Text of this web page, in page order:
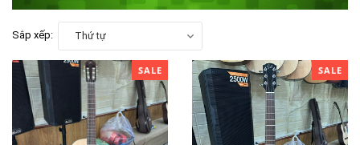
Sắp xếp: Thứ tự
SALE SALE